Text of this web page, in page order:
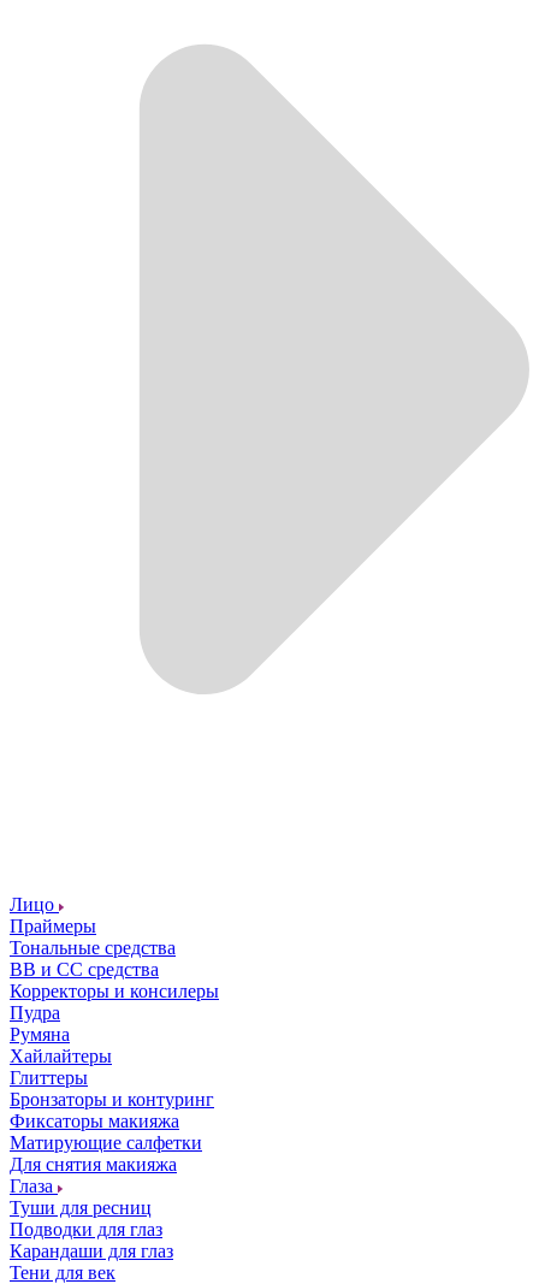
Лицо
Праймеры
Тональные средства
ВВ и СС средства
Корректоры и консилеры
Пудра
Румяна
Хайлайтеры
Глиттеры
Бронзаторы и контуринг
Фиксаторы макияжа
Матирующие салфетки
Для снятия макияжа
Глаза
Туши для ресниц
Подводки для глаз
Карандаши для глаз
Тени для век